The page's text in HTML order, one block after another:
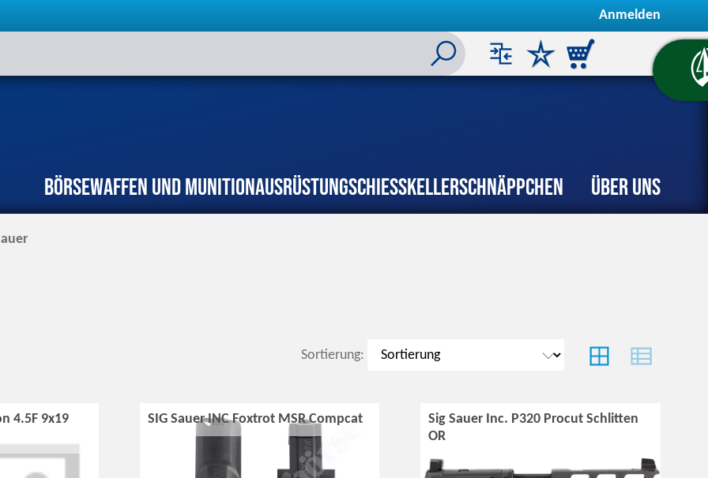
Anmelden
BörseWaffen und MunitionAusrüstungSchiesskellerSchnäppchen Über uns
Sortierung:
4.5F 9x19 SIG Sauer INC Foxtrot MSR Compcat
Sig Sauer Inc. P320 Procut Schlitten
OR